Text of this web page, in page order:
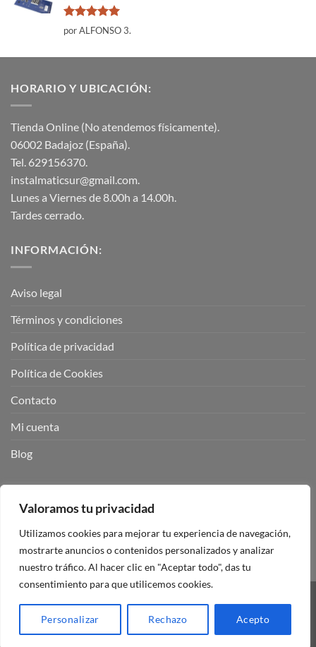
Valoramos tu privacidad
Utilizamos cookies para mejorar tu experiencia de navegación,
mostrarte anuncios o contenidos personalizados y analizar
nuestro tráfico. Al hacer clic en "Aceptar todo", das tu
consentimiento para que utilicemos cookies.
Personalizar Rechazo Acepto
Valorado
con
por ALFONSO 3.
HORARIO Y UBICACIÓN:
Tienda Online (No atendemos físicamente).
06002 Badajoz (España).
Tel. 629156370.
instalmaticsur@gmail.com.
Lunes a Viernes de 8.00h a 14.00h.
Tardes cerrado.
INFORMACIÓN:
Aviso legal
Términos y condiciones
Política de privacidad
Política de Cookies
Contacto
Mi cuenta
Blog
Visa PayPal Stripe MasterCard
Copyright 2026 ©Mando Garaje Universal Tienda Online España.